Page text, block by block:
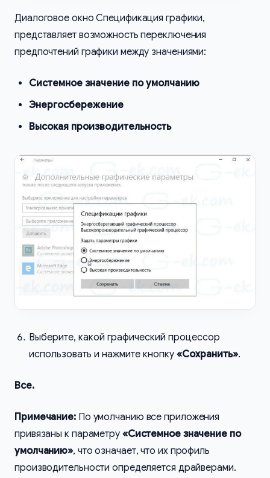
Диалоговое окно Спецификация графики,
представляет возможность переключения
предпочтений графики между значениями:
Системное значение по умолчанию
Энергосбережение
Высокая производительность
Выберите, какой графический процессор
использовать и нажмите кнопку «Сохранить».
Все.
Примечание:По умолчанию все приложения
привязаны к параметру «Системное значение по
умолчанию», что означает, что их профиль
производительности определяется драйверами.